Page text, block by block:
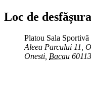
Loc de
Platou Sala
Aleea Parcului 11,
Onesti, Bacau